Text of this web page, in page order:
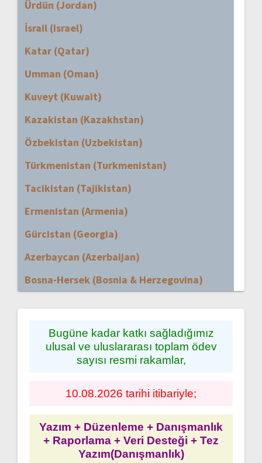
Ürdün (Jordan)
İsrail (Israel)
Katar (Qatar)
Umman (Oman)
Kuveyt (Kuwait)
Kazakistan (Kazakhstan)
Özbekistan (Uzbekistan)
Türkmenistan (Turkmenistan)
Tacikistan (Tajikistan)
Ermenistan (Armenia)
Gürcistan (Georgia)
Azerbaycan (Azerbaijan)
Bosna-Hersek (Bosnia & Herzegovina)
Bugüne kadar katkı sağladığımız
ulusal ve uluslararası toplam ödev
sayısı resmi rakamlar,
10.08.2026 tarihi itibariyle;
Yazım + Düzenleme + Danışmanlık
+ Raporlama + Veri Desteği + Tez
Yazım(Danışmanlık)